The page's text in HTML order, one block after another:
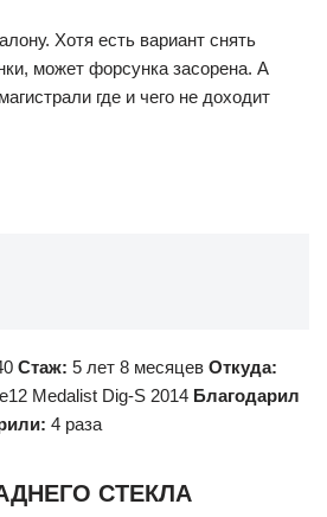
Хотя есть вариант снять
может форсунка засорена. А
где и чего не доходит
Стаж: 5 лет 8 месяцев Откуда:
Medalist Dig-S 2014 Благодарил
4 раза
СТЕКЛА